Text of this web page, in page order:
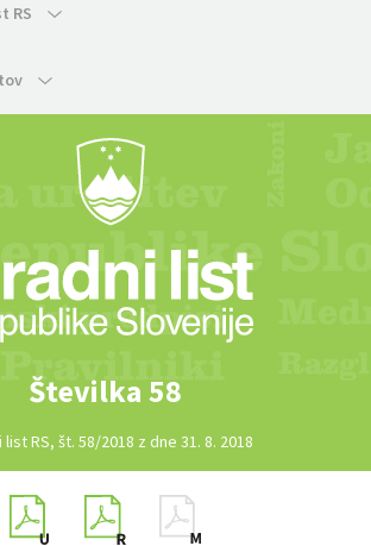
RS
Številka 58
list RS, št. 58/2018 z dne 31. 8. 2018